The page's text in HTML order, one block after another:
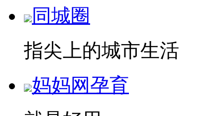
同城圈
指尖上的城市生活
妈妈网孕育